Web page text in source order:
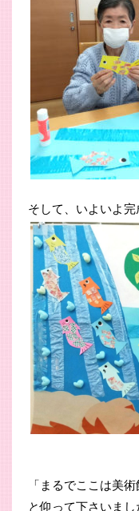
そして、いよいよ完
「まるでここは美
と仰って下さいまし